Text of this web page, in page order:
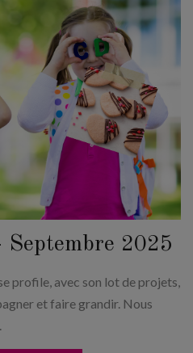
2025
profile, avec son lot de projets,
et faire grandir. Nous